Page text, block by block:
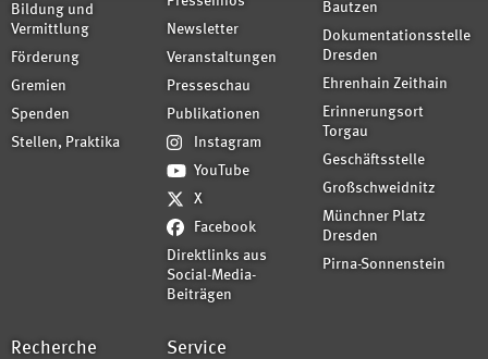
Bildung und
Vermittlung
Förderung
Gremien
Spenden
Stellen, Praktika
Newsletter
Veranstaltungen
Presseschau
Publikationen
Instagram
YouTube
X
Facebook
Direktlinks aus
Social-Media-
Beiträgen
Bautzen
Dokumentationsstelle
Dresden
Ehrenhain Zeithain
Erinnerungsort
Torgau
Geschäftsstelle
Großschweidnitz
Münchner Platz
Dresden
Pirna-Sonnenstein
Recherche Service